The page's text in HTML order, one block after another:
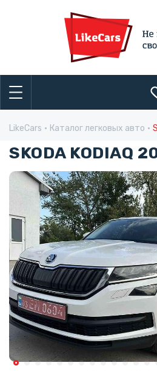
LikeCars Каталог легковых авто
SKODA KODIAQ